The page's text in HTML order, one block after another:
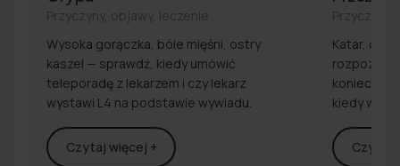
Przyczyny, objawy, leczenie
Wysoka gorączka, bóle mięśni, ostry
kaszel — sprawdź, kiedy umówić
teleporadę z lekarzem i czy lekarz
wystawi L4 na podstawie wywiadu.
Czytaj więcej +
Przyczyny,
Katar,
rozpoznaj
konieczna
kiedy
Czytaj